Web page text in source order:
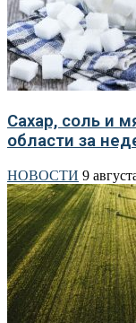
Сахар, соль и
области за
НОВОСТИ 9